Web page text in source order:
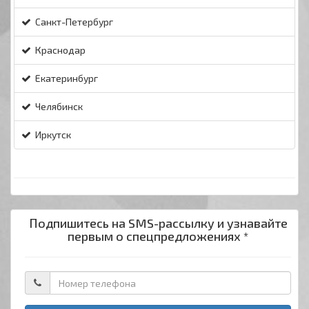
Санкт-Петербург
Краснодар
Екатеринбург
Челябинск
Иркутск
Подпишитесь на SMS-рассылку и узнавайте
первым о спецпредложениях *